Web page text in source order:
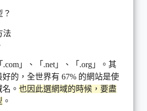
」、「.net」、「.org」。其
好的，全世界有 67% 的網站是使
。 也因此選網域的時候，要盡
。